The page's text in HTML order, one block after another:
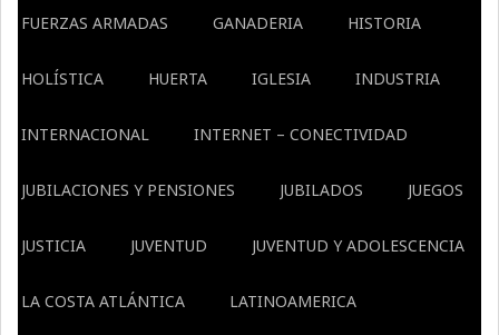
FUERZAS ARMADAS GANADERIA HISTORIA
HOLÍSTICA HUERTA IGLESIA INDUSTRIA
INTERNACIONAL INTERNET – CONECTIVIDAD
JUBILACIONES Y PENSIONES JUBILADOS JUEGOS
JUSTICIA JUVENTUD JUVENTUD Y ADOLESCENCIA
LA COSTA ATLÁNTICA LATINOAMERICA